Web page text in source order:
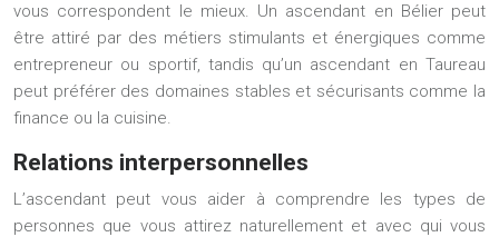
vous correspondent le mieux. Un ascendant en Bélier peut
être attiré par des métiers stimulants et énergiques comme
entrepreneur ou sportif, tandis qu’un ascendant en Taureau
peut préférer des domaines stables et sécurisants comme la
finance ou la cuisine.
Relations interpersonnelles
L’ascendant peut vous aider à comprendre les types de
personnes que vous attirez naturellement et avec qui vous